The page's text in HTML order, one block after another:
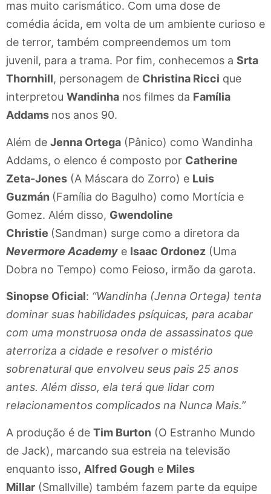
mas muito carismático. Com uma dose de
comédia ácida, em volta de um ambiente curioso e
de terror, também compreendemos um tom
juvenil, para a trama. Por fim, conhecemos a Srta
Thornhill, personagem de Christina Ricci que
interpretou Wandinha nos filmes da Família
Addams nos anos 90.
Além de Jenna Ortega (Pânico) como Wandinha
Addams, o elenco é composto por Catherine
Zeta-Jones (A Máscara do Zorro) e Luis
Guzmán (Família do Bagulho) como Mortícia e
Gomez. Além disso, Gwendoline
Christie (Sandman) surge como a diretora da
Nevermore Academy e Isaac Ordonez (Uma
Dobra no Tempo) como Feioso, irmão da garota.
Sinopse Oficial: “Wandinha (Jenna Ortega) tenta
dominar suas habilidades psíquicas, para acabar
com uma monstruosa onda de assassinatos que
aterroriza a cidade e resolver o mistério
sobrenatural que envolveu seus pais 25 anos
antes. Além disso, ela terá que lidar com
relacionamentos complicados na Nunca Mais.”
A produção é de Tim Burton (O Estranho Mundo
de Jack), marcando sua estreia na televisão
enquanto isso, Alfred Gough e Miles
Millar (Smallville) também fazem parte da equipe